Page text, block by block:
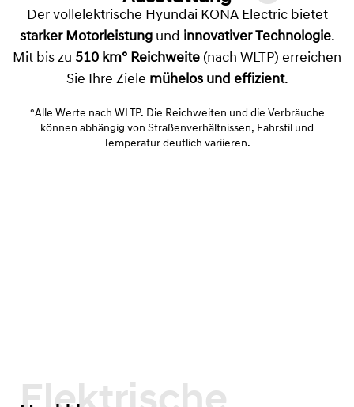
Der vollelektrische Hyundai KONA Electric bietet
starker Motorleistungund innovativer Technologie.
Mit bis zu 510 km° Reichweite (nach WLTP) erreichen
Sie Ihre Ziele mühelos und effizient.
°Alle Werte nach WLTP. Die Reichweiten und die Verbräuche
können abhängig von Straßenverhältnissen, Fahrstil und
Temperatur deutlich variieren.